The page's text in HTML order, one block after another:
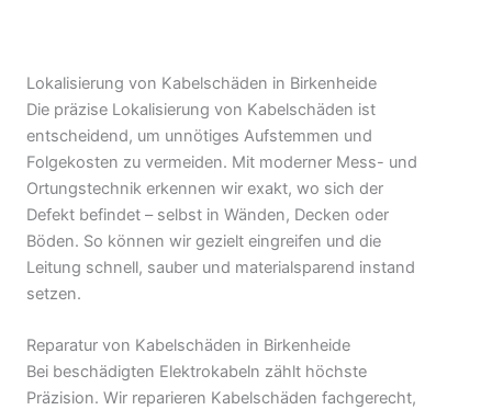
Lokalisierung von Kabelschäden in Birkenheide
Die präzise Lokalisierung von Kabelschäden ist
entscheidend, um unnötiges Aufstemmen und
Folgekosten zu vermeiden. Mit moderner Mess- und
Ortungstechnik erkennen wir exakt, wo sich der
Defekt befindet – selbst in Wänden, Decken oder
Böden. So können wir gezielt eingreifen und die
Leitung schnell, sauber und materialsparend instand
setzen.
Reparatur von Kabelschäden in Birkenheide
Bei beschädigten Elektrokabeln zählt höchste
Präzision. Wir reparieren Kabelschäden fachgerecht,